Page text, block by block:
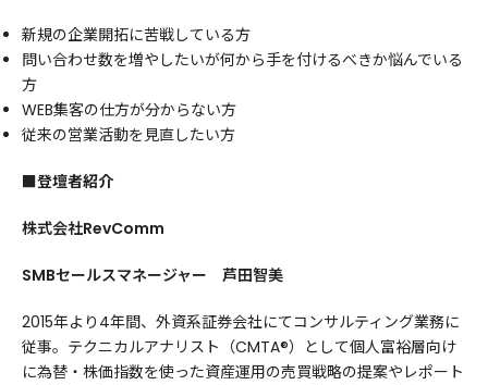
新規の企業開拓に苦戦している方
問い合わせ数を増やしたいが何から手を付けるべきか悩んでいる
方
WEB集客の仕方が分からない方
従来の営業活動を見直したい方
■登壇者紹介
株式会社RevComm
SMBセールスマネージャー 芦田智美
2015年より4年間、外資系証券会社にてコンサルティング業務に
従事。テクニカルアナリスト（CMTA®）として個人富裕層向け
に為替・株価指数を使った資産運用の売買戦略の提案やレポート